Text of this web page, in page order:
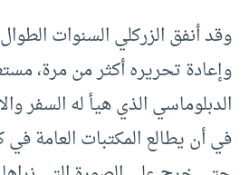
وقد أنفق الزركلي السنوات
وإعادة تحريره أكثر من مرة،
الدبلوماسي الذي هيأ له السفر
في أن يطالع المكتبات العامة في